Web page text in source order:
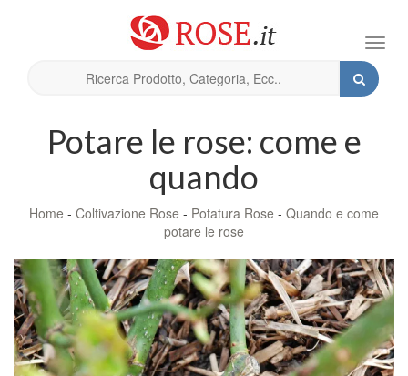
Potare le rose: come e
quando
Home - Coltivazione Rose - Potatura Rose - Quando e come
potare le rose